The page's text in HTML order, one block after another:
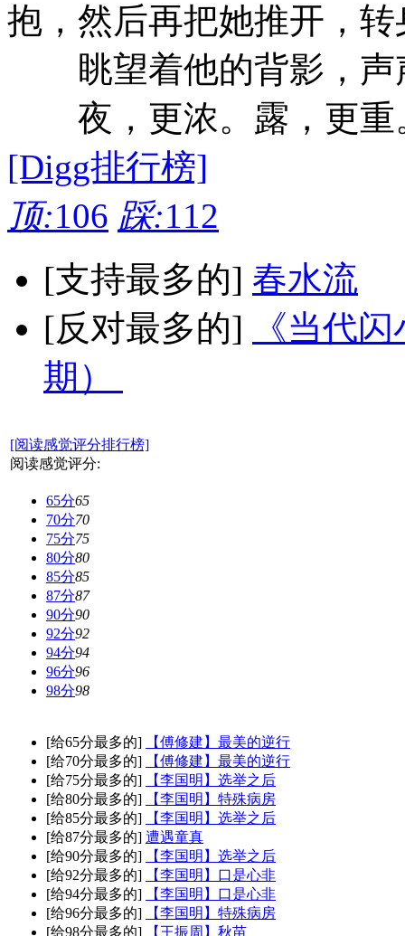
抱，然后再把她推开，
眺望着他的背影，声
夜，更浓。露，更重
[Digg排行榜]
顶:106 踩:112
[支持最多的] 春水流
[反对最多的]
《当代
期）
[阅读感觉评分排行榜]
阅读感觉评分:
65分65
70分70
75分75
80分80
85分85
87分87
90分90
92分92
94分94
96分96
98分98
[给65分最多的]
【傅修建】最美的逆行
[给70分最多的]
【傅修建】最美的逆行
[给75分最多的]
【李国明】选举之后
[给80分最多的]
【李国明】特殊病房
[给85分最多的]
【李国明】选举之后
[给87分最多的] 遭遇童真
[给90分最多的]
【李国明】选举之后
[给92分最多的]
【李国明】口是心非
[给94分最多的]
【李国明】口是心非
[给96分最多的]
【李国明】特殊病房
[给98分最多的]
【王振周】秋苗